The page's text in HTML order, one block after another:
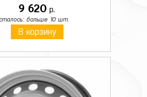
9 620 р.
больше 10 шт.
В корзину